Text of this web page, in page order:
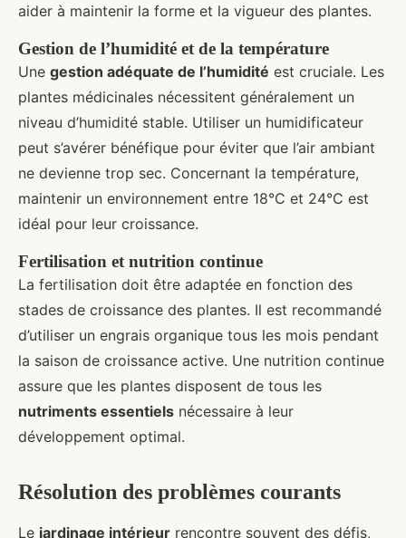
aider à maintenir la forme et la vigueur des plantes.
Gestion de l’humidité et de la température
Une gestion adéquate de l’humidité est cruciale. Les
plantes médicinales nécessitent généralement un
niveau d’humidité stable. Utiliser un humidificateur
peut s’avérer bénéfique pour éviter que l’air ambiant
ne devienne trop sec. Concernant la température,
maintenir un environnement entre 18°C et 24°C est
idéal pour leur croissance.
Fertilisation et nutrition continue
La fertilisation doit être adaptée en fonction des
stades de croissance des plantes. Il est recommandé
d’utiliser un engrais organique tous les mois pendant
la saison de croissance active. Une nutrition continue
assure que les plantes disposent de tous les
nutriments essentiels nécessaire à leur
développement optimal.
Résolution des problèmes courants
Le jardinage intérieur rencontre souvent des défis,